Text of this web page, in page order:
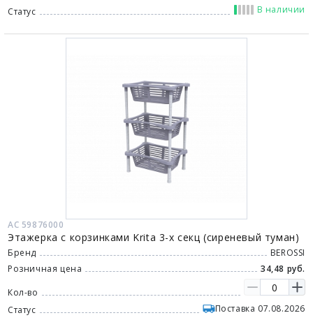
Статус
В наличии
АС 59876000
Этажерка с корзинками Krita 3-х секц (сиреневый туман)
Бренд
BEROSSI
Розничная цена
34,48 руб.
Кол-во
Статус
Поставка 07.08.2026